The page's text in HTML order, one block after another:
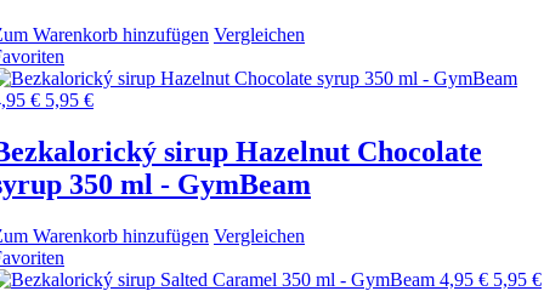
Warenkorb hinzufügen Vergleichen
€ 5,95 €
sirup Hazelnut Chocolate
350 ml - GymBeam
Warenkorb hinzufügen Vergleichen
4,95 € 5,95 €